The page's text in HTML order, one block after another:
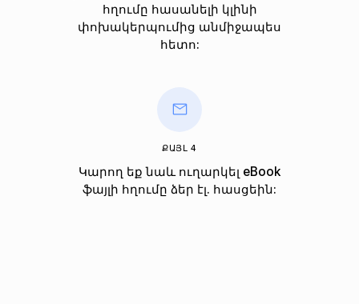
հղումը հասանելի կլինի
փոխակերպումից անմիջապես
հետո:
ՔԱՅԼ 4
Կարող եք նաև ուղարկել eBook
ֆայլի հղումը ձեր էլ. հասցեին: